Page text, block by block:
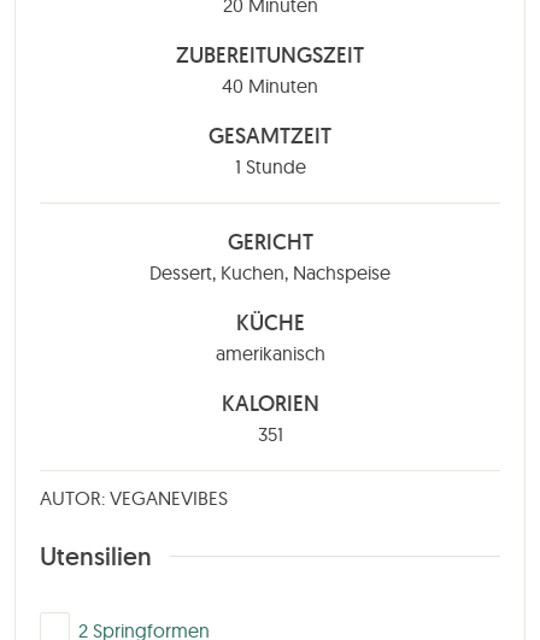
ZUBEREITUNGSZEIT
40 Minuten
Minuten
GESAMTZEIT
1Stunde
Stunde
GERICHT
Dessert, Kuchen, Nachspeise
KÜCHE
amerikanisch
KALORIEN
351
AUTOR: VEGANEVIBES
Utensilien
▢
2 Springformen